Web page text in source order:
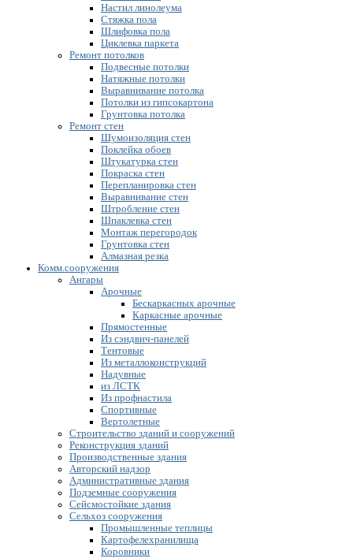
Настил линолеума
Стяжка пола
Шлифовка пола
Циклевка паркета
Ремонт потолков
Подвесные потолки
Натяжные потолки
Выравнивание потолка
Потолки из гипсокартона
Грунтовка потолка
Ремонт стен
Шумоизоляция стен
Поклейка обоев
Штукатурка стен
Покраска стен
Перепланировка стен
Выравнивание стен
Штробление стен
Шпаклевка стен
Монтаж перегородок
Грунтовка стен
Алмазная резка
Комм.сооружения
Ангары
Арочные
Бескаркасных арочные
Каркасные арочные
Прямостенные
Из сэндвич-панелей
Тентовые
Из металлоконструкций
Надувные
из ЛСТК
Из профнастила
Спортивные
Вертолетные
Строительство зданий и сооружений
Реконструкция зданий
Производственные здания
Авторский надзор
Административные здания
Подземные сооружения
Сейсмостойкие здания
Сельхоз сооружения
Промышленные теплицы
Картофелехранилища
Коровники